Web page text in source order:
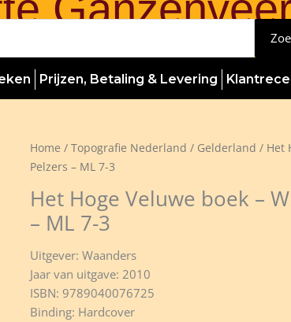
Prijzen, Betaling & Levering
Home / Topografie Nederland / Gelderland / Het
Pelzers – ML 7-3
Het Hoge Veluwe boek –
– ML 7-3
Uitgever: Waanders
Jaar van uitgave: 2010
ISBN: 9789040076725
Binding: Hardcover